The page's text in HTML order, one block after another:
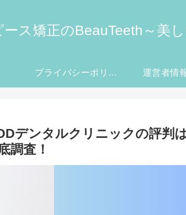
ス矯正のBeauTeeth～美
プライバシーポリシー・免責事項 運営者情
デンタルクリニックの評判
調査！